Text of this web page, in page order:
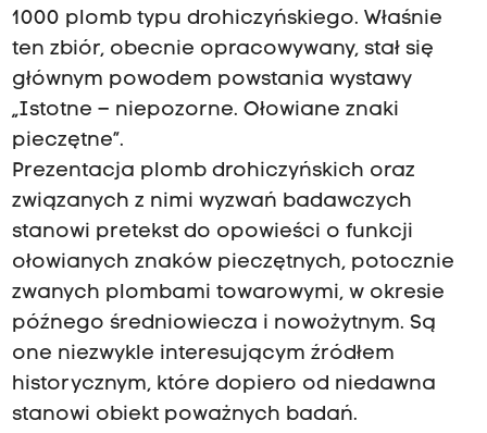
1000 plomb typu drohiczyńskiego. Właśnie
ten zbiór, obecnie opracowywany, stał się
głównym powodem powstania wystawy
„Istotne – niepozorne. Ołowiane znaki
pieczętne”.
Prezentacja plomb drohiczyńskich oraz
związanych z nimi wyzwań badawczych
stanowi pretekst do opowieści o funkcji
ołowianych znaków pieczętnych, potocznie
zwanych plombami towarowymi, w okresie
późnego średniowiecza i nowożytnym. Są
one niezwykle interesującym źródłem
historycznym, które dopiero od niedawna
stanowi obiekt poważnych badań.